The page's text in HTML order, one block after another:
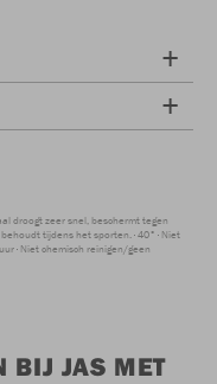
droogt zeer snel, beschermt tegen
tijdens het sporten. 40° Niet
Niet chemisch reinigen/geen
BIJ JAS MET